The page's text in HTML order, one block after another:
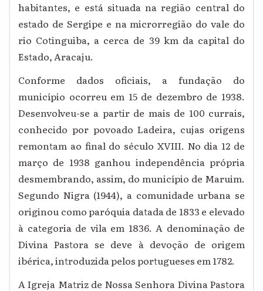
habitantes, e está situada na região central do
estado de Sergipe e na microrregião do vale do
rio Cotinguiba, a cerca de 39 km da capital do
Estado, Aracaju.
Conforme dados oficiais, a fundação do
município ocorreu em 15 de dezembro de 1938.
Desenvolveu-se a partir de mais de 100 currais,
conhecido por povoado Ladeira, cujas origens
remontam ao final do século XVIII. No dia 12 de
março de 1938 ganhou independência própria
desmembrando, assim, do município de Maruim.
Segundo Nigra (1944), a comunidade urbana se
originou como paróquia datada de 1833 e elevado
à categoria de vila em 1836. A denominação de
Divina Pastora se deve à devoção de origem
ibérica, introduzida pelos portugueses em 1782.
A Igreja Matriz de Nossa Senhora Divina Pastora